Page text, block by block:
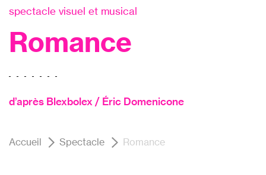
spectacle visuel et musical
Romance
d’après Blexbolex / Éric Domenicone
Accueil Spectacle Romance